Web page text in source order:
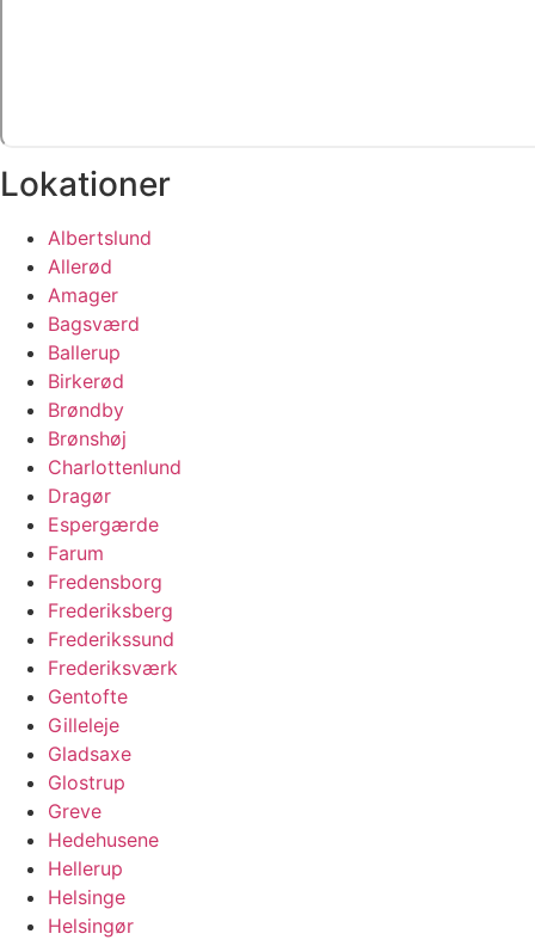
Lokationer
Albertslund
Allerød
Amager
Bagsværd
Ballerup
Birkerød
Brøndby
Brønshøj
Charlottenlund
Dragør
Espergærde
Farum
Fredensborg
Frederiksberg
Frederikssund
Frederiksværk
Gentofte
Gilleleje
Gladsaxe
Glostrup
Greve
Hedehusene
Hellerup
Helsinge
Helsingør